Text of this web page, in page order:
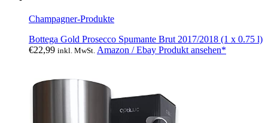
Champagner-Produkte
Bottega Gold Prosecco Spumante Brut 2017/2018 (1 x 0.75 l)
€22,99 inkl. MwSt. Amazon / Ebay Produkt ansehen*